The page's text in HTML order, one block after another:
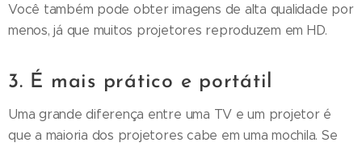
Você também pode obter imagens de alta qualidade por
menos, já que muitos projetores reproduzem em HD.
3. É mais prático e portátil
Uma grande diferença entre uma TV e um projetor é
que a maioria dos projetores cabe em uma mochila. Se